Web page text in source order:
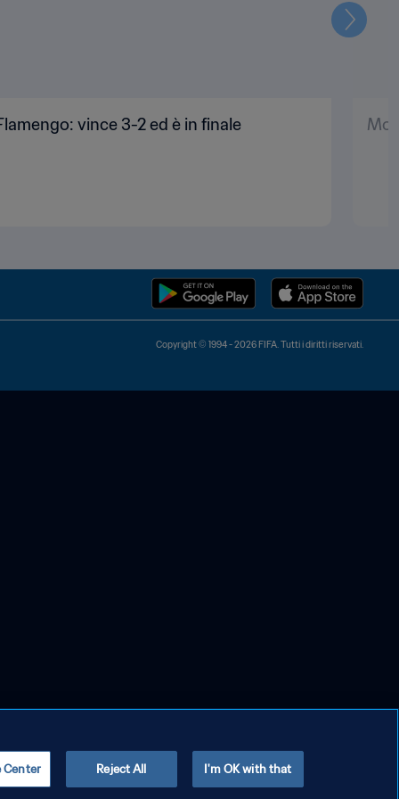
vince 3-2 ed è in finale
Copyright © 1994 - 2026 FIFA. Tutti i diritti riservati.
Center Reject All I'm OK with that